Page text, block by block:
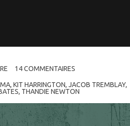
14 COMMENTAIRES
, KIT HARRINGTON, JACOB TREMBLAY,
, THANDIE NEWTON